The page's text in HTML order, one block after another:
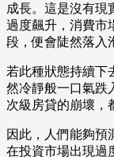
成長。這是沒有現
過度飆升，消費市
段，便會陡然落入
若此種狀態持續下
然冷靜般一口氣跌
次級房貸的崩壞，
因此，人們能夠預
在投資市場出現過